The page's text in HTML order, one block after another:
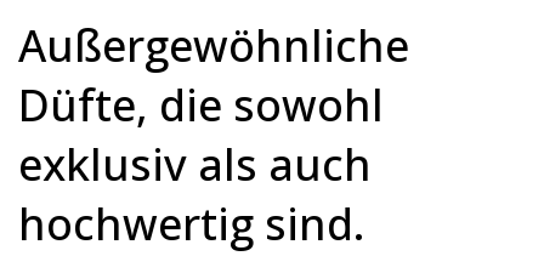
Außergewöhnliche
Düfte, die sowohl
exklusiv als auch
hochwertig sind.